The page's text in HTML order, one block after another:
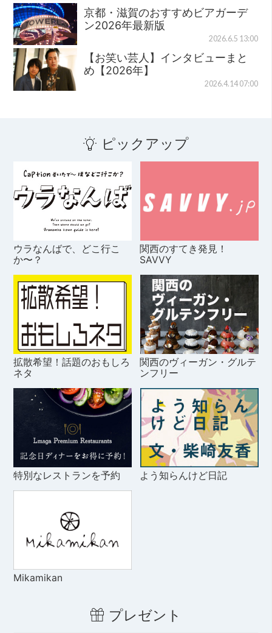
京都・滋賀のおすすめビアガーデ
ン2026年最新版
2026.6.5 13:00
【お笑い芸人】インタビューまと
め【2026年】
2026.4.14 07:00
ピックアップ
ウラなんばで、どこ行こ
か〜？
関西のすてき発見！
SAVVY
拡散希望！話題のおもしろ
ネタ
関西のヴィーガン・グルテ
ンフリー
特別なレストランを予約 よう知らんけど日記
Mikamikan
プレゼント